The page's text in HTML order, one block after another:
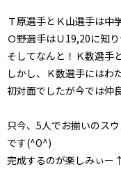
Ｔ原選手とＫ山選手は中
Ｏ野選手はＵ19,20に知
そしてなんと！Ｋ数選手
しかし、Ｋ数選手にはわ
初対面でしたが今では仲
只今、5人でお揃いのス
です(^O^)
完成するのが楽しみぃ